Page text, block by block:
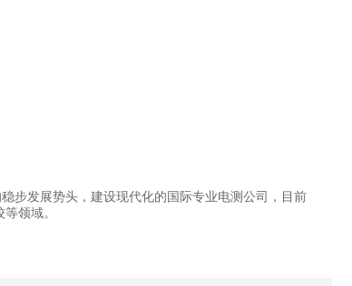
步发展势头，建设现代化的国际专业电测公司，目前
领域。